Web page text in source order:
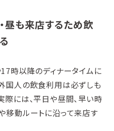
昼も来店するため飲
時以降のディナータイムに
国人の飲食利用は必ずしも
際には、平日や昼間、早い時
移動ルートに沿って来店す